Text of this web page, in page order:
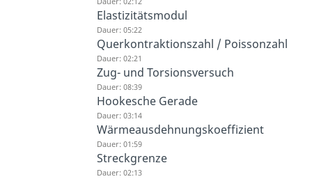
Elastizitätsmodul
Dauer: 05:22
Querkontraktionszahl / Poissonzahl
Dauer: 02:21
Zug- und Torsionsversuch
Dauer: 08:39
Hookesche Gerade
Dauer: 03:14
Wärmeausdehnungskoeffizient
Dauer: 01:59
Streckgrenze
Dauer: 02:13